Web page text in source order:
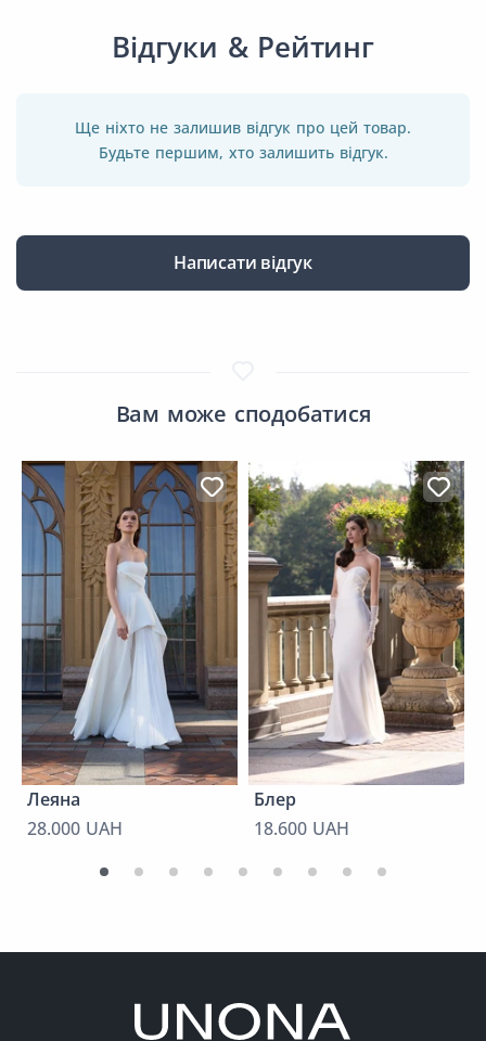
Відгуки & Рейтинг
Ще ніхто не залишив відгук про цей товар.
Будьте першим, хто залишить відгук.
Написати відгук
Вам може сподобатися
Леяна
28.000 UAH
Блер
18.600 UAH